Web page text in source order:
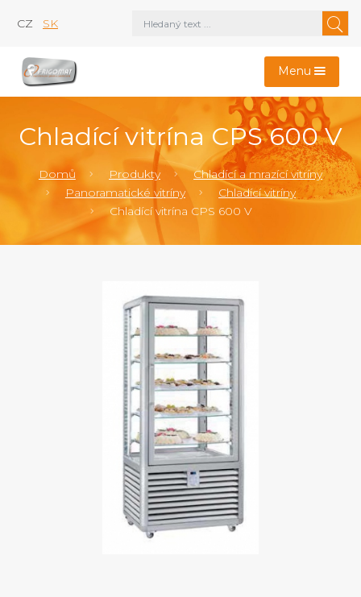
CZ SK
Menu
Chladící vitrína CPS 600 V
Domů Produkty
Chladící a mrazící vitríny
Panoramatické vitríny
Chladící vitríny
Chladící vitrína CPS 600 V